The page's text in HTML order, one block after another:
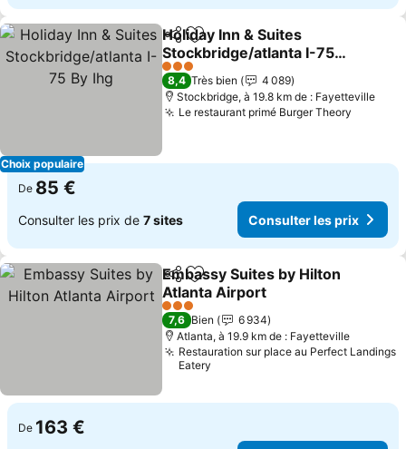
Choix populaire
PartagerAjouter à mes favoris
Holiday Inn & Suites
Stockbridge/atlanta I-75
By Ihg
Consulter les prix
3 Étoiles
8,4 Très bien
4 089
Stockbridge, à 19.8 km de : Fayetteville
Le restaurant primé Burger Theory
De 85 €
Consulter les prix de 7 sites Consulter les prix
PartagerAjouter à mes favoris
Embassy Suites by Hilton
Atlanta Airport
Consulter les prix
3 Étoiles
7,6 Bien
6 934
Atlanta, à 19.9 km de : Fayetteville
Restauration sur place au Perfect Landings
Eatery
De 163 €